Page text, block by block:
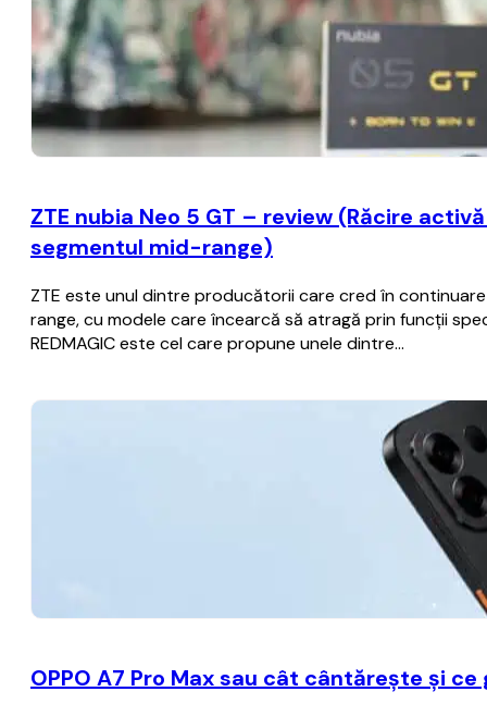
ZTE nubia Neo 5 GT – review (Răcire
segmentul mid-range)
ZTE este unul dintre producătorii care cred în
range, cu modele care încearcă să atragă prin funcții
REDMAGIC este cel care propune unele dintre…
OPPO A7 Pro Max sau cât cântărește și